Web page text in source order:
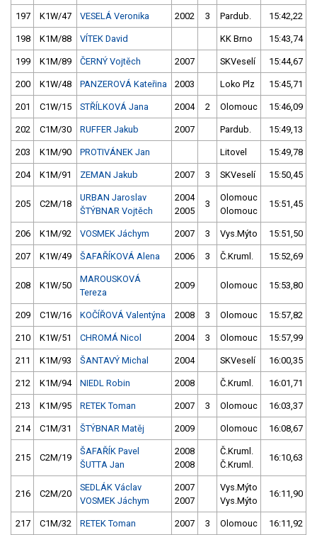
197 K1W/47 VESELÁ Veronika 2002 3 Pardub. 15:42,22
198 K1M/88 VÍTEK David KK Brno 15:43,74
199 K1M/89 ČERNÝ Vojtěch 2007 SKVeselí 15:44,67
200 K1W/48 PANZEROVÁ Kateřina 2003 Loko Plz 15:45,71
201 C1W/15 STŘÍLKOVÁ Jana 2004 2 Olomouc 15:46,09
202 C1M/30 RUFFER Jakub 2007 Pardub. 15:49,13
203 K1M/90 PROTIVÁNEK Jan Litovel 15:49,78
204 K1M/91 ZEMAN Jakub 2007 3 SKVeselí 15:50,45
205 C2M/18
URBAN Jaroslav
ŠTÝBNAR Vojtěch
2004
2005
3
Olomouc
Olomouc
15:51,45
206 K1M/92 VOSMEK Jáchym 2007 3 Vys.Mýto 15:51,50
207 K1W/49 ŠAFAŘÍKOVÁ Alena 2006 3 Č.Kruml. 15:52,69
208 K1W/50
MAROUSKOVÁ
Tereza
2009 Olomouc 15:53,80
209 C1W/16 KOČÍŘOVÁ Valentýna 2008 3 Olomouc 15:57,82
210 K1W/51 CHROMÁ Nicol 2004 3 Olomouc 15:57,99
211 K1M/93 ŠANTAVÝ Michal 2004 SKVeselí 16:00,35
212 K1M/94 NIEDL Robin 2008 Č.Kruml. 16:01,71
213 K1M/95 RETEK Toman 2007 3 Olomouc 16:03,37
214 C1M/31 ŠTÝBNAR Matěj 2009 Olomouc 16:08,67
215 C2M/19
ŠAFAŘÍK Pavel
ŠUTTA Jan
2008
2008
Č.Kruml.
Č.Kruml.
16:10,63
216 C2M/20
SEDLÁK Václav
VOSMEK Jáchym
2007
2007
Vys.Mýto
Vys.Mýto
16:11,90
217 C1M/32 RETEK Toman 2007 3 Olomouc 16:11,92